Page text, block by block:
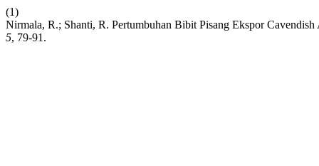
(1)
Nirmala, R.; Shanti, R. Pertumbuhan Bibit Pisang Ekspor
5, 79-91.